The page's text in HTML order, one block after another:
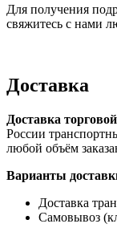
Для получения
свяжитесь с нами
Доставка
Доставка
России
любой объём
Варианты
Доставка
Самовывоз